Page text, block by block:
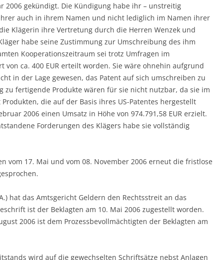
2006 gekündigt. Die Kündigung habe ihr – unstreitig
auch in ihrem Namen und nicht lediglich im Namen ihrer
Klägerin ihre Vertretung durch die Herren Wenzek und
habe seine Zustimmung zur Umschreibung des ihm
Kooperationszeitraum sei trotz Umfragen im
ca. 400 EUR erteilt worden. Sie wäre ohnehin aufgrund
in der Lage gewesen, das Patent auf sich umschreiben zu
zu fertigende Produkte wären für sie nicht nutzbar, da sie im
die auf der Basis ihres US-Patentes hergestellt
2006 einen Umsatz in Höhe von 974.791,58 EUR erzielt.
Forderungen des Klägers habe sie vollständig
vom 17. Mai und vom 08. November 2006 erneut die fristlose
hat das Amtsgericht Geldern den Rechtsstreit an das
ist der Beklagten am 10. Mai 2006 zugestellt worden.
2006 ist dem Prozessbevollmächtigten der Beklagten am
wird auf die gewechselten Schriftsätze nebst Anlagen